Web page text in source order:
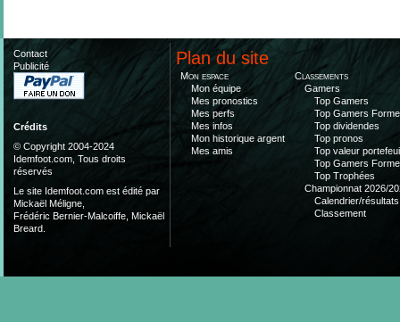
Contact
Publicité
Crédits
© Copyright 2004-2024
Idemfoot.com, Tous droits
réservés
Le site Idemfoot.com est édité par
Mickaël Méligne,
Frédéric Bernier-Malcoiffe, Mickaël
Breard.
Plan du site
Mon espace
Mon équipe
Mes pronostics
Mes perfs
Mes infos
Mon historique argent
Mes amis
Classements
Gamers
Top Gamers
Top Gamers Forme
Top dividendes
Top pronos
Top valeur
Top Gamers Forme
Top Trophées
Championnat 2026/
Calendrier/résultats
Classement